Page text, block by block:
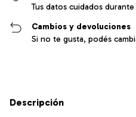
Tus datos cuidados
Cambios y devoluciones
Si no te gusta, podés
Descripción